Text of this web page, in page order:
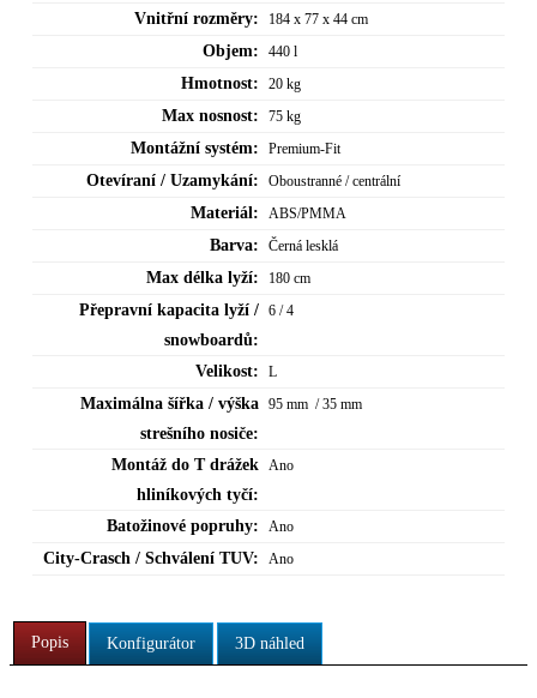
Vnitřní rozměry: 184 x 77 x 44 cm
Objem: 440 l
Hmotnost: 20 kg
Max nosnost: 75 kg
Montážní systém: Premium-Fit
Otevíraní / Uzamykání: Oboustranné / centrální
Materiál: ABS/PMMA
Barva: Černá lesklá
Max délka lyží: 180 cm
Přepravní kapacita lyží /
snowboardů:
6 / 4
Velikost: L
Maximálna šířka / výška
strešního nosiče:
95 mm / 35 mm
Montáž do T drážek
hliníkových tyčí:
Ano
Batožinové popruhy: Ano
City-Crasch / Schválení TUV: Ano
Popis Konfigurátor 3D náhled